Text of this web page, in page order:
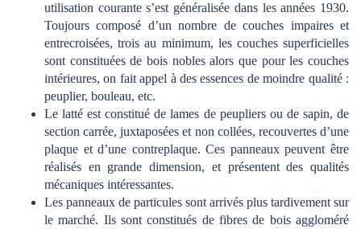
utilisation courante s’est généralisée dans les années 1930.
Toujours composé d’un nombre de couches impaires et
entrecroisées, trois au minimum, les couches superficielles
sont constituées de bois nobles alors que pour les couches
intérieures, on fait appel à des essences de moindre qualité :
peuplier, bouleau, etc.
Le latté est constitué de lames de peupliers ou de sapin, de
section carrée, juxtaposées et non collées, recouvertes d’une
plaque et d’une contreplaque. Ces panneaux peuvent être
réalisés en grande dimension, et présentent des qualités
mécaniques intéressantes.
Les panneaux de particules sont arrivés plus tardivement sur
le marché. Ils sont constitués de fibres de bois aggloméré